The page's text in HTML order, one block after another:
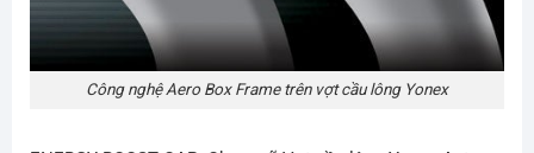
Công nghệ Aero Box Frame trên vợt cầu lông Yonex